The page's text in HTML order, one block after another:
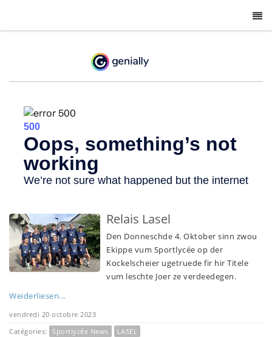
Relais Lasel
Den Donneschde 4. Oktober sinn zwou
Ekippe vum Sportlycée op der
Kockelscheier ugetruede fir hir Titele
vum leschte Joer ze verdeedegen.
Weiderliesen...
vendredi 20 octobre 2023
Catégories:
Sportlycée News
LASEL